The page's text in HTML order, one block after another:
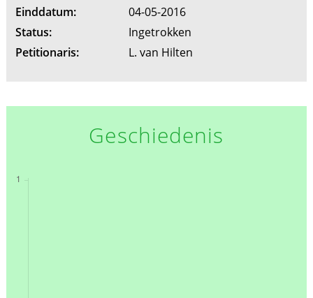
Einddatum:
04-05-2016
Status:
Ingetrokken
Petitionaris:
L. van Hilten
Geschiedenis